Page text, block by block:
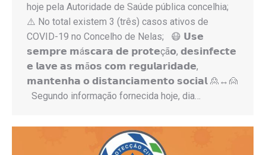
hoje pela Autoridade de Saúde pública concelhia;
⚠️ No total existem 3 (três) casos ativos de
COVID-19 no Concelho de Nelas; 😷 𝗨𝘀𝗲
𝘀𝗲𝗺𝗽𝗿𝗲 𝗺á𝘀𝗰𝗮𝗿𝗮 𝗱𝗲 𝗽𝗿𝗼𝘁𝗲çã𝗼, 𝗱𝗲𝘀𝗶𝗻𝗳𝗲𝗰𝘁𝗲
𝗲 𝗹𝗮𝘃𝗲 𝗮𝘀 𝗺ã𝗼𝘀 𝗰𝗼𝗺 𝗿𝗲𝗴𝘂𝗹𝗮𝗿𝗶𝗱𝗮𝗱𝗲,
𝗺𝗮𝗻𝘁𝗲𝗻𝗵𝗮 𝗼 𝗱𝗶𝘀𝘁𝗮𝗻𝗰𝗶𝗮𝗺𝗲𝗻𝘁𝗼 𝘀𝗼𝗰𝗶𝗮𝗹 🙎↔️🙍
Segundo informação fornecida hoje, dia…